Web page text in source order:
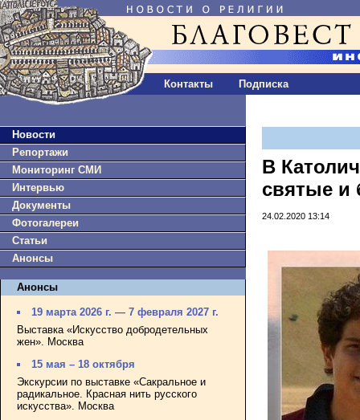
Контакты Подписка
Новости
Репортажи
Мониторинг СМИ
Интервью
Документы
Фотогалереи
Статьи
Анонсы
Анонсы
19 марта 2026 г. — 7 февраля 2027 г.
Выставка «Искусство добродетельных
жен». Москва
15 мая – 18 октября
Экскурсии по выставке «Сакральное и
радикальное. Красная нить русского
искусства». Москва
В
святые и
24.02.2020 13:14